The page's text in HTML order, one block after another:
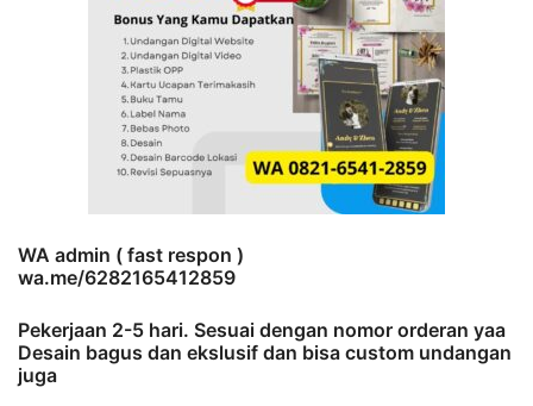
WA admin ( fast respon )
wa.me/6282165412859
Pekerjaan 2-5 hari. Sesuai dengan nomor orderan yaa
Desain bagus dan ekslusif dan bisa custom undangan
juga